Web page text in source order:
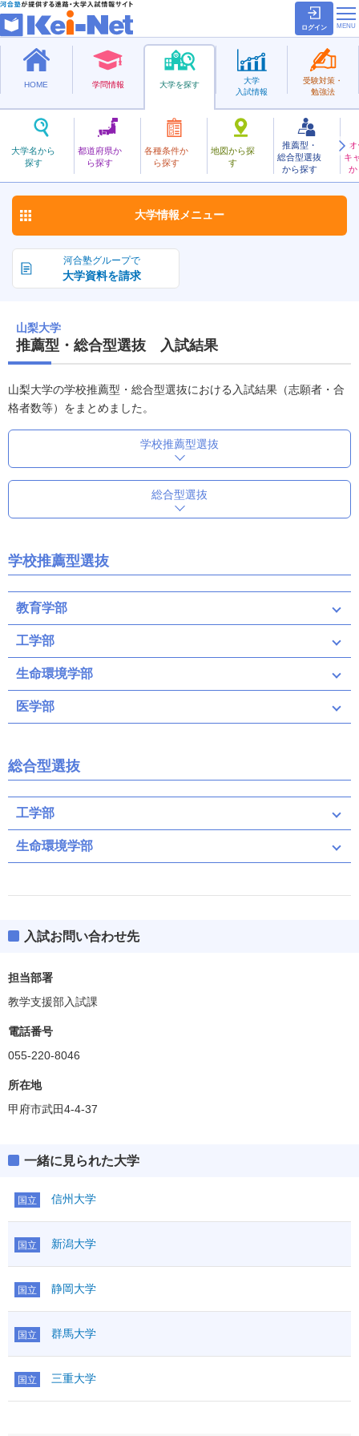
ログイン
HOME 学問情報 大学を探す
大学名から
探す
都道府県か
ら探す
各種条件か
ら探す
地図から探
す
推薦型・
総合型選抜
から探す
キ
か
大学
入試情報
受験対策・
勉強法
国立
やまなし
山梨大学 お気に入り
河合塾グループで
大学資料を請求
大学情報 メニュー
山梨大学
推薦型・総合型選抜 入試結果
山梨大学の学校推薦型・総合型選抜における入試結果（志願者・合
格者数等）をまとめました。
学校推薦型選抜
総合型選抜
学校推薦型選抜
教育学部
工学部
生命環境学部
医学部
総合型選抜
工学部
生命環境学部
入試お問い合わせ先
担当部署
教学支援部入試課
電話番号
055-220-8046
所在地
甲府市武田4-4-37
一緒に見られた大学
国立 信州大学
国立 新潟大学
国立 静岡大学
国立 群馬大学
国立 三重大学